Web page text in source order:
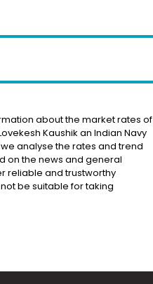
about the market rates of
Kaushik an Indian Navy
analyse the rates and trend
on the news and general
reliable and trustworthy
be suitable for taking